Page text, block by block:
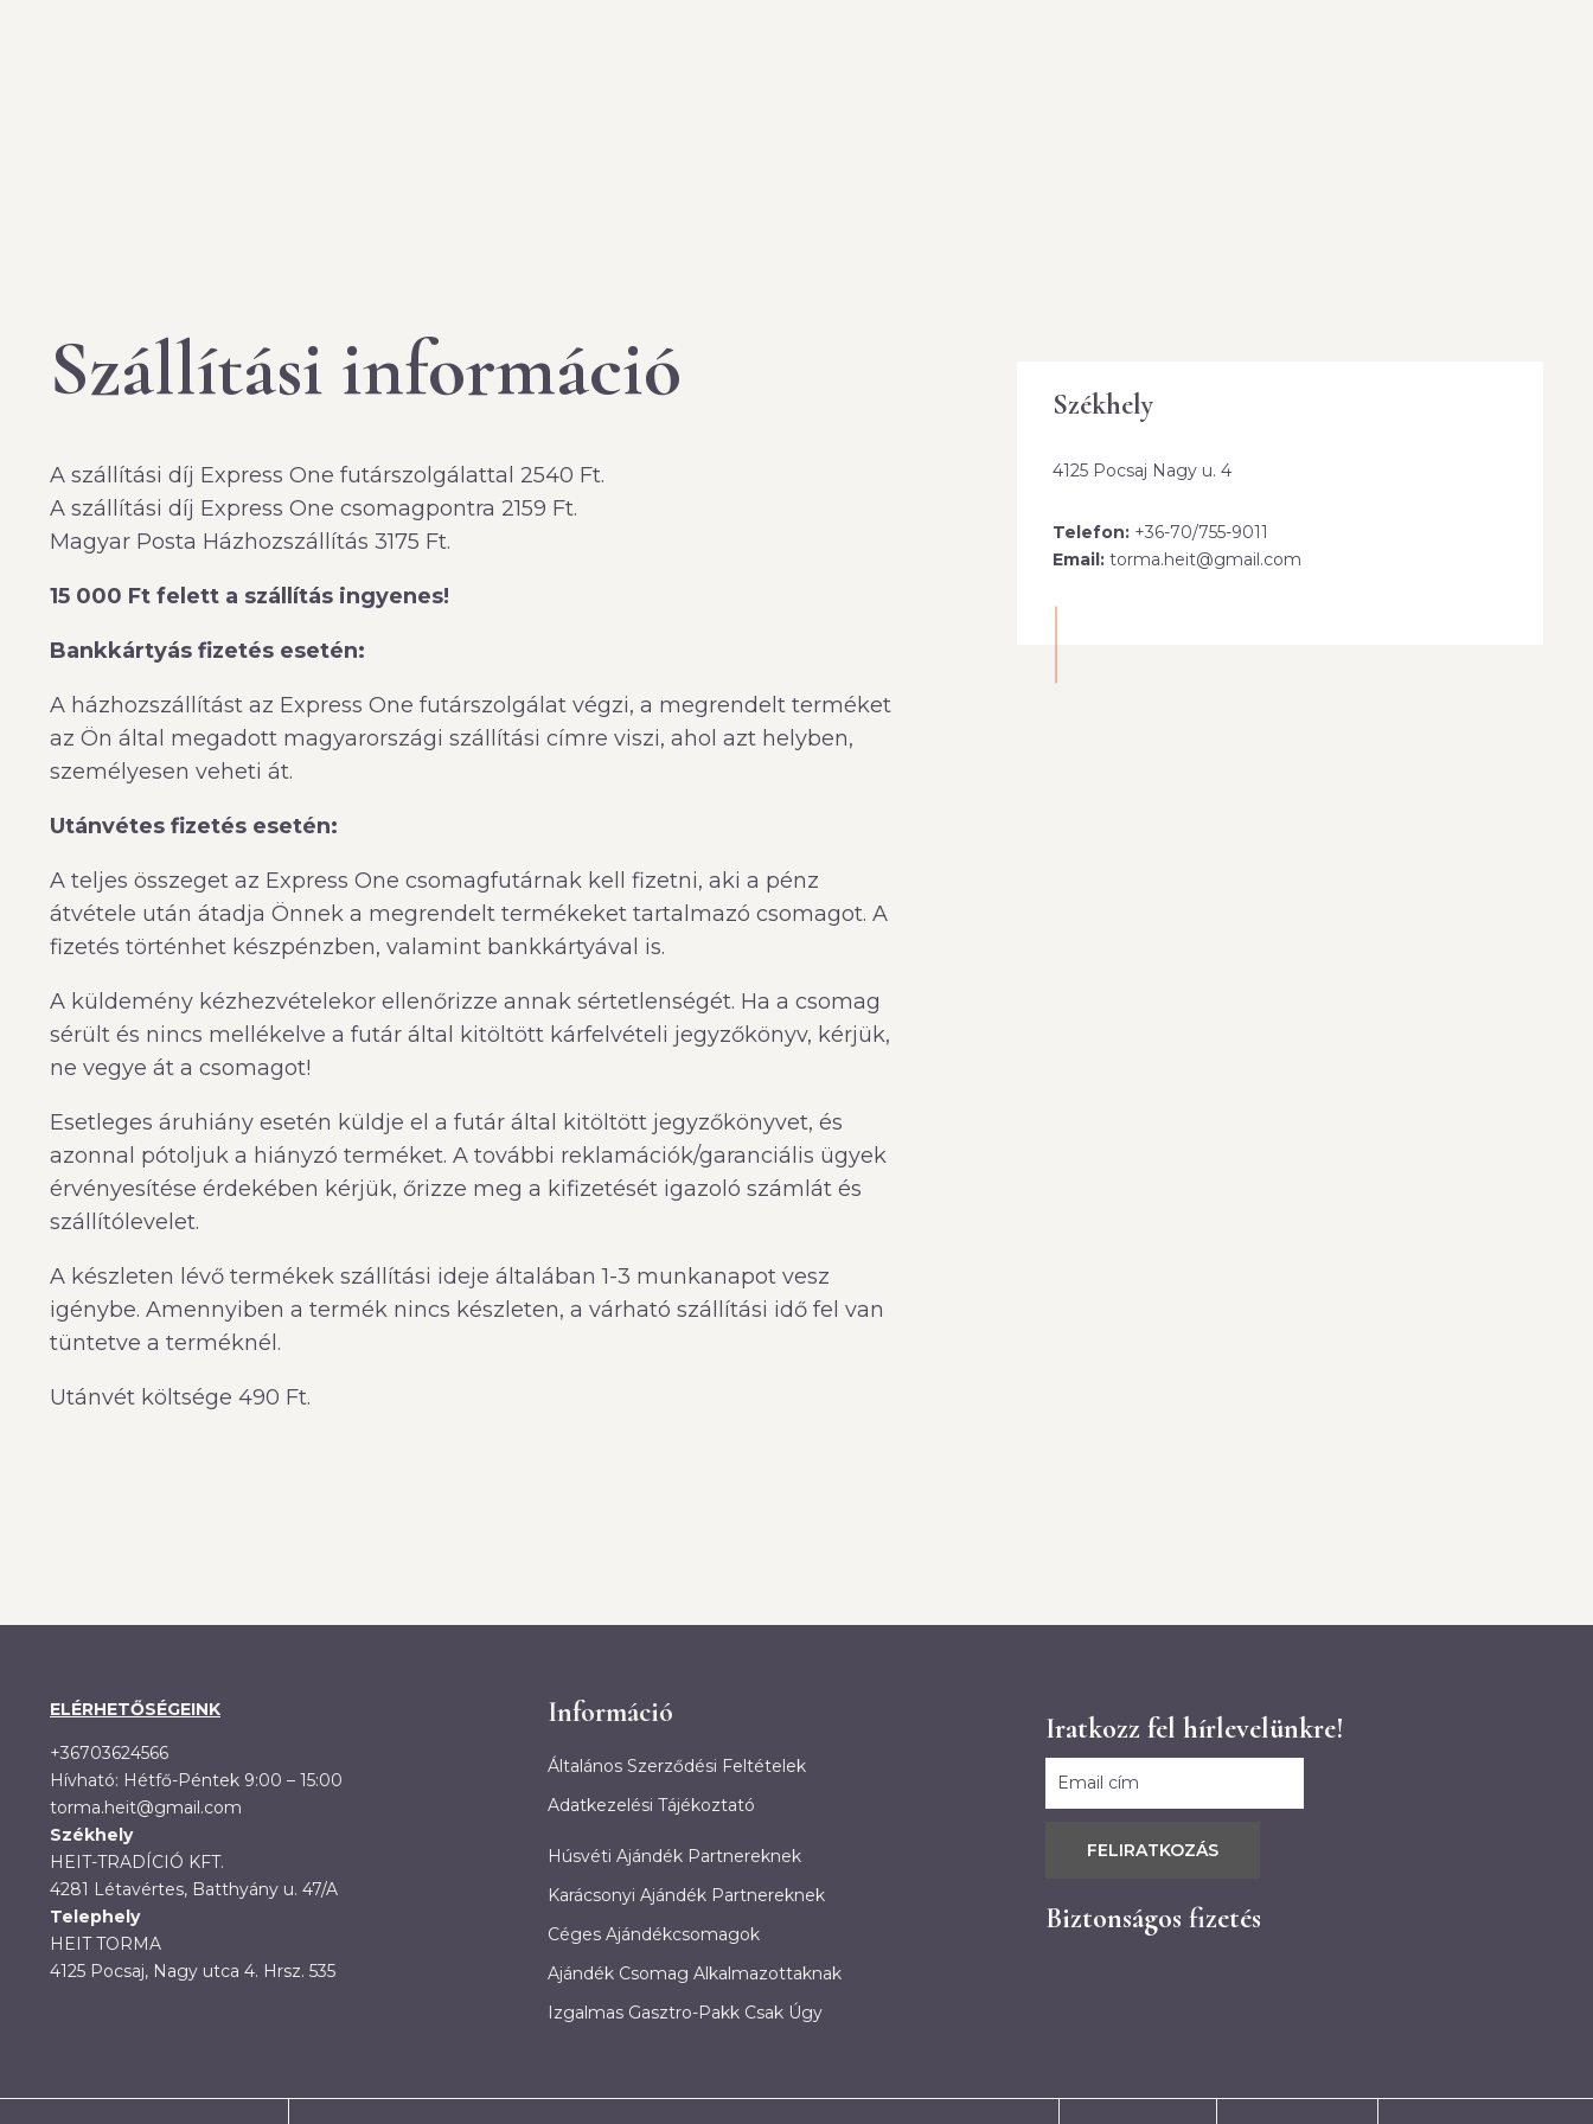
Szállítási információ
A szállítási díj Express One futárszolgálattal 2540 Ft.
A szállítási díj Express One csomagpontra 2159 Ft.
Magyar Posta Házhozszállítás 3175 Ft.
15 000 Ft felett a szállítás ingyenes!
Bankkártyás fizetés esetén:
A házhozszállítást az Express One futárszolgálat végzi, a megrendelt terméket
az Ön által megadott magyarországi szállítási címre viszi, ahol azt helyben,
személyesen veheti át.
Utánvétes fizetés esetén:
A teljes összeget az Express One csomagfutárnak kell fizetni, aki a pénz
átvétele után átadja Önnek a megrendelt termékeket tartalmazó csomagot. A
fizetés történhet készpénzben, valamint bankkártyával is.
A küldemény kézhezvételekor ellenőrizze annak sértetlenségét. Ha a csomag
sérült és nincs mellékelve a futár által kitöltött kárfelvételi jegyzőkönyv, kérjük,
ne vegye át a csomagot!
Esetleges áruhiány esetén küldje el a futár által kitöltött jegyzőkönyvet, és
azonnal pótoljuk a hiányzó terméket. A további reklamációk/garanciális ügyek
érvényesítése érdekében kérjük, őrizze meg a kifizetését igazoló számlát és
szállítólevelet.
A készleten lévő termékek szállítási ideje általában 1-3 munkanapot vesz
igénybe. Amennyiben a termék nincs készleten, a várható szállítási idő fel van
tüntetve a terméknél.
Utánvét költsége 490 Ft.
Székhely
4125 Pocsaj Nagy u. 4
Telefon: +36-70/755-9011
Email: torma.heit@gmail.com
ELÉRHETŐSÉGEINK
+36703624566
Hívható: Hétfő-Péntek 9:00 – 15:00
torma.heit@gmail.com
Székhely
HEIT-TRADÍCIÓ KFT.
4281 Létavértes, Batthyány u. 47/A
Telephely
HEIT TORMA
4125 Pocsaj, Nagy utca 4. Hrsz. 535
Információ
Általános Szerződési Feltételek
Adatkezelési Tájékoztató
Húsvéti Ajándék Partnereknek
Karácsonyi Ajándék Partnereknek
Céges Ajándékcsomagok
Ajándék Csomag Alkalmazottaknak
Izgalmas Gasztro-Pakk Csak Úgy
Iratkozz fel hírlevelünkre!
FELIRATKOZÁS
Biztonságos fizetés